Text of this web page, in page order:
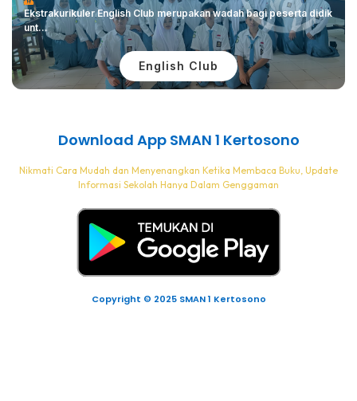
Ekstrakurikuler English Club merupakan wadah bagi peserta didik
unt...
English Club
Download App SMAN 1 Kertosono
Nikmati Cara Mudah dan Menyenangkan Ketika Membaca Buku, Update
Informasi Sekolah Hanya Dalam Genggaman
Copyright © 2025 SMAN 1 Kertosono